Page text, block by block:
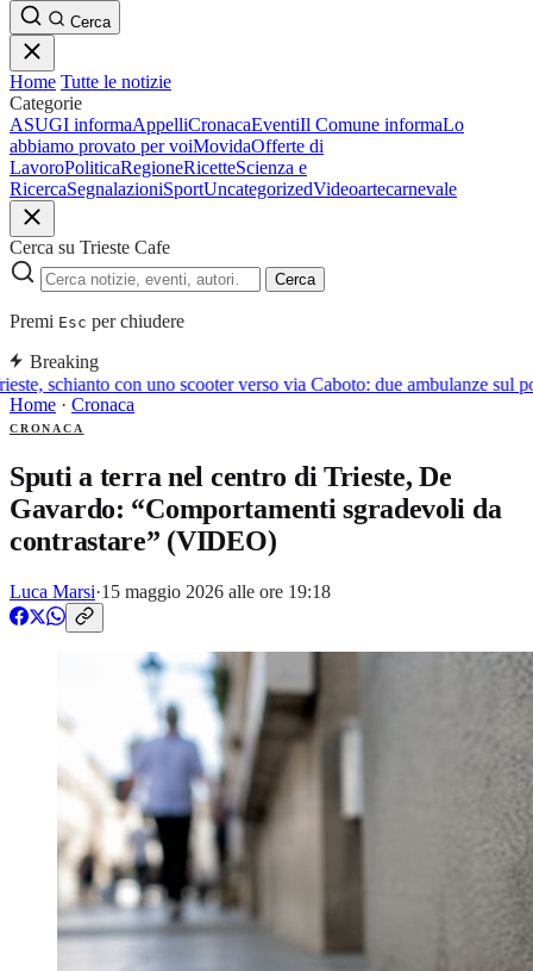
Cerca
Home Tutte le notizie
Categorie
ASUGI informaAppelliCronacaEventiIl Comune informaLo
abbiamo provato per voiMovidaOfferte di
LavoroPoliticaRegioneRicetteScienza e
RicercaSegnalazioniSportUncategorizedVideoartecarnevale
Cerca su Trieste Cafe
Cerca
Premi Esc per chiudere
Breaking
schianto con uno scooter verso via Caboto: due ambulanze sul
Home · Cronaca
CRONACA
Sputi a terra nel centro di Trieste, De
Gavardo: “Comportamenti sgradevoli da
contrastare” (VIDEO)
Luca Marsi·15 maggio 2026 alle ore 19:18